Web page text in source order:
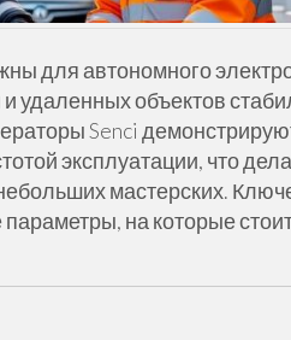
для автономного
удаленных объектов
Senci
эксплуатации, что
мастерских.
на которые